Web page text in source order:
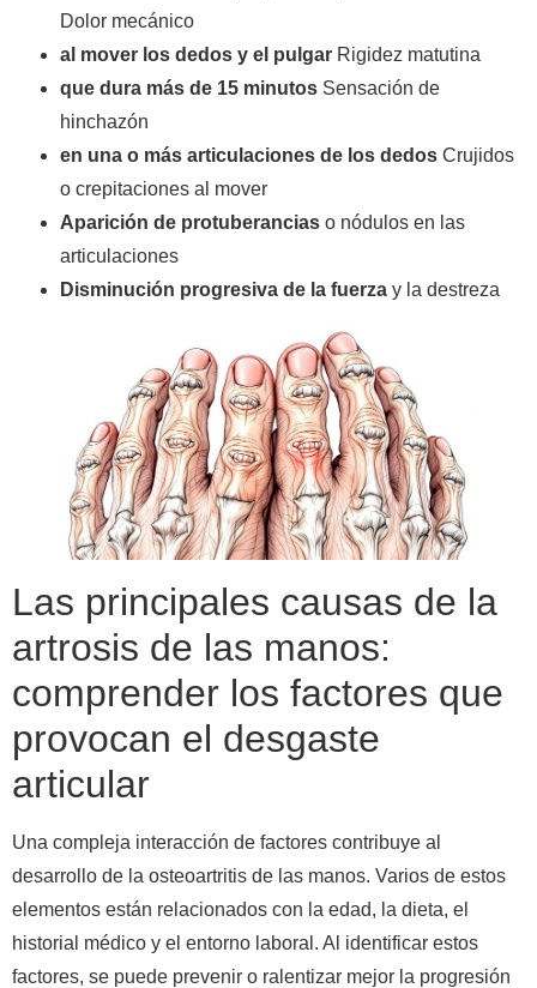
Dolor mecánico
al mover los dedos y el pulgar Rigidez matutina
que dura más de 15 minutos Sensación de
hinchazón
en una o más articulaciones de los dedos Crujidos
o crepitaciones al mover
Aparición de protuberancias o nódulos en las
articulaciones
Disminución progresiva de la fuerza y la destreza
Las principales causas de la
artrosis de las manos:
comprender los factores que
provocan el desgaste
articular
Una compleja interacción de factores contribuye al
desarrollo de la osteoartritis de las manos. Varios de estos
elementos están relacionados con la edad, la dieta, el
historial médico y el entorno laboral. Al identificar estos
factores, se puede prevenir o ralentizar mejor la progresión